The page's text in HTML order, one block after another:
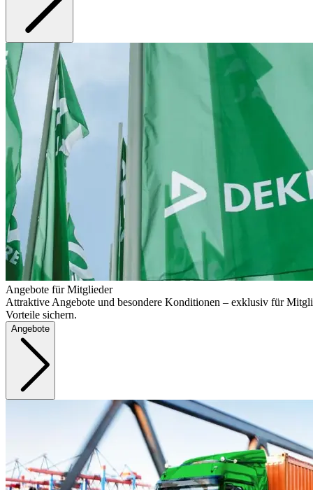
Angebote für Mitglieder
Attraktive Angebote und besondere Konditionen – exklusiv für
Vorteile sichern.
Angebote